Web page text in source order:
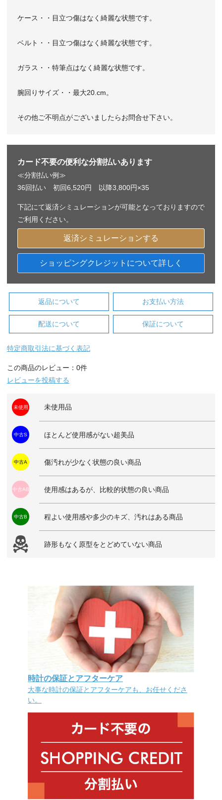
ケース・・目立つ傷はなく綺麗な状態です。
ベルト・・目立つ傷はなく綺麗な状態です。
ガラス・・特筆点はなく綺麗な状態です。
腕回りサイズ・・最大20.cm。
その他ご不明点がございましたらお問合せ下さい。
カード不要の便利な分割払いあります
≪分割払い例≫
36回払い 初回6,520円 以降3,800円×35
下記にて返済シミュレーションが可能となっておりますので
ご利用ください。
返済シミュレーションする
ショッピングクレジットについて詳しく
返品について お支払い方法
配送について 保証について
特定商取引法に基づく表記
この商品のレビュー：0件
レビューを投稿する
未使用 未使用品
中古S ほとんど使用感がない超美品
中古A 傷汚れが少なく状態の良い商品
中古AB 使用感はあるが、比較的状態の良い商品
中古B 程よい使用感や多少のキズ、汚れはある商品
跡形もなく原型をとどめていない商品
時計の保証とアフターケア
大事な時計の保証とアフターケアも、お任せくださ
い。